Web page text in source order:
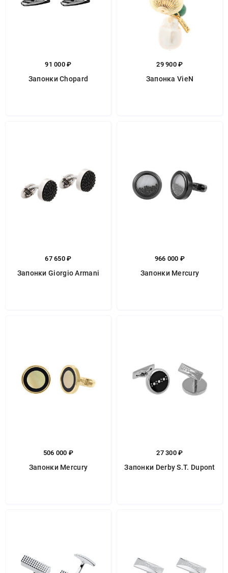
91 000 ₽
Запонки Chopard
29 900 ₽
Запонка VieN
67 650 ₽
Запонки Giorgio Armani
966 000 ₽
Запонки Mercury
506 000 ₽
Запонки Mercury
27 300 ₽
Запонки Derby S.T. Dupont